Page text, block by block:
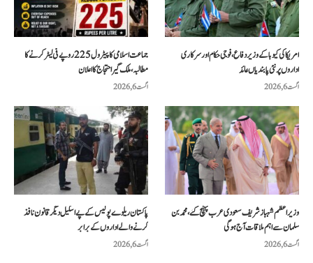
جماعت اسلامی کا پیٹرول 225 روپے فی لیٹر کرنے کا
مطالبہ، ملک گیر احتجاج کا اعلان
اگست 6, 2026
امریکا کی کیوبا کے وزیر دفاع، فوجی حکام اور سرکاری
اداروں پر نئی پابندیاں عائد
اگست 6, 2026
پاکستان ریلوے پولیس کے پے اسکیل دیگر قانون نافذ
کرنے والے اداروں کے برابر
اگست 6, 2026
وزیراعظم شہباز شریف سعودی عرب پہنچ گئے، محمد بن
سلمان سے اہم ملاقات آج ہوگی
اگست 6, 2026